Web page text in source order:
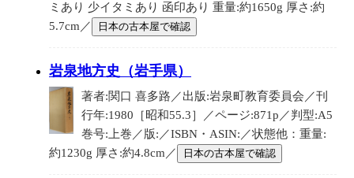
ミあり 少イタミあり 函印あり 重量:約1650g 厚さ:約
5.7cm／
日本の古本屋で確認
岩泉地方史（岩手県）
著者:関口 喜多路／出版:岩泉町教育委員会／刊
行年:1980［昭和55.3］／ページ:871p／判型:A5
巻号:上巻／版:／ISBN・ASIN:／状態他：重量:
約1230g 厚さ:約4.8cm／
日本の古本屋で確認